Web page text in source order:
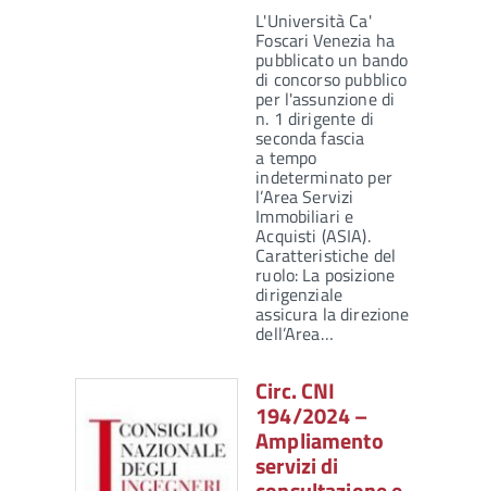
L'Università Ca'
Foscari Venezia ha
pubblicato un bando
di concorso pubblico
per l'assunzione di
n. 1 dirigente di
seconda fascia
a tempo
indeterminato per
l’Area Servizi
Immobiliari e
Acquisti (ASIA).
Caratteristiche del
ruolo: La posizione
dirigenziale
assicura la direzione
dell’Area…
Circ. CNI
194/2024 –
Ampliamento
servizi di